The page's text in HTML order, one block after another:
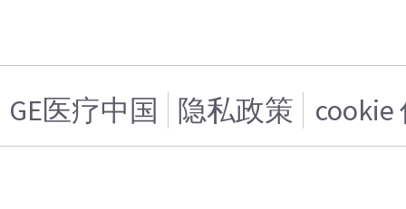
GE医疗中国 隐私政策 cookie